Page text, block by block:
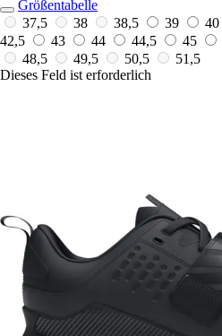
Größentabelle
37,5
38 38,5 39 40
42,5
43 44 44,5 45
48,5
49,5 50,5
51,5
Dieses Feld ist erforderlich